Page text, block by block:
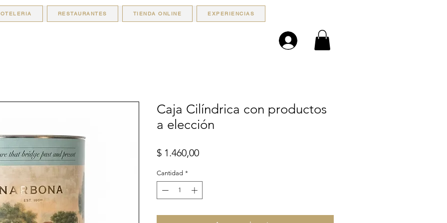
RESTAURANTES TIENDA ONLINE EXPERIENCIAS
Caja Cilíndrica con productos
a elección
$ 1.460,00Precio
Cantidad *